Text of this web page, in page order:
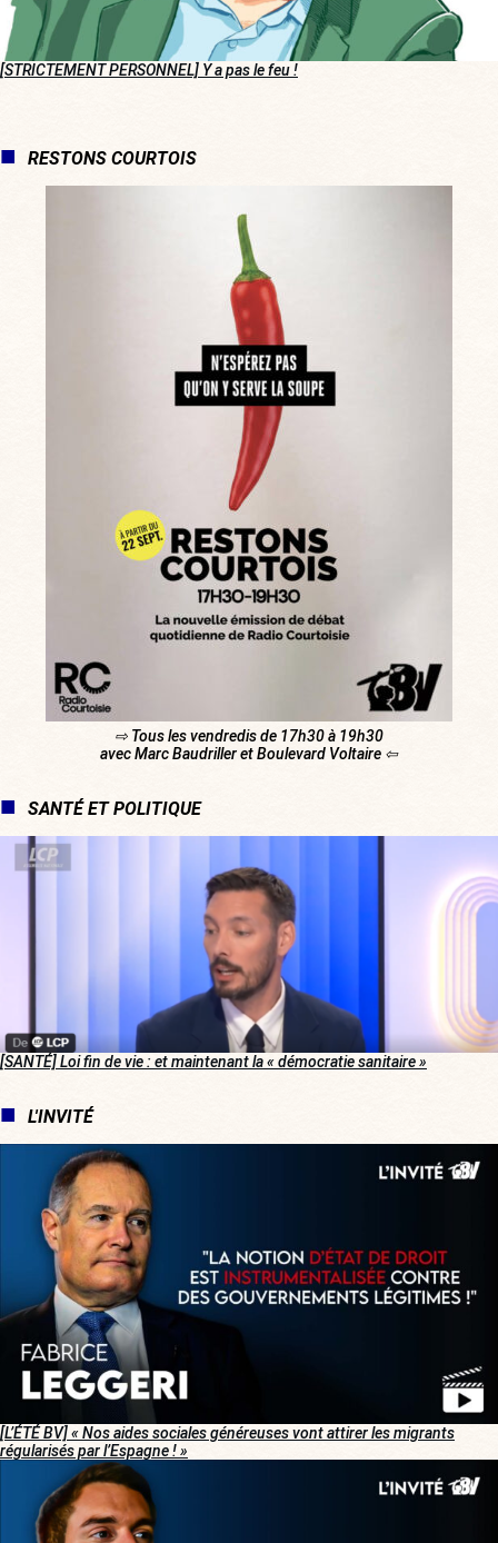
[STRICTEMENT PERSONNEL] Y a pas le feu !
RESTONS COURTOIS
⇨ Tous les vendredis de 17h30 à 19h30
avec Marc Baudriller et Boulevard Voltaire ⇦
SANTÉ ET POLITIQUE
[SANTÉ] Loi fin de vie : et maintenant la « démocratie sanitaire »
L'INVITÉ
[L’ÉTÉ BV] « Nos aides sociales généreuses vont attirer les migrants
régularisés par l’Espagne ! »